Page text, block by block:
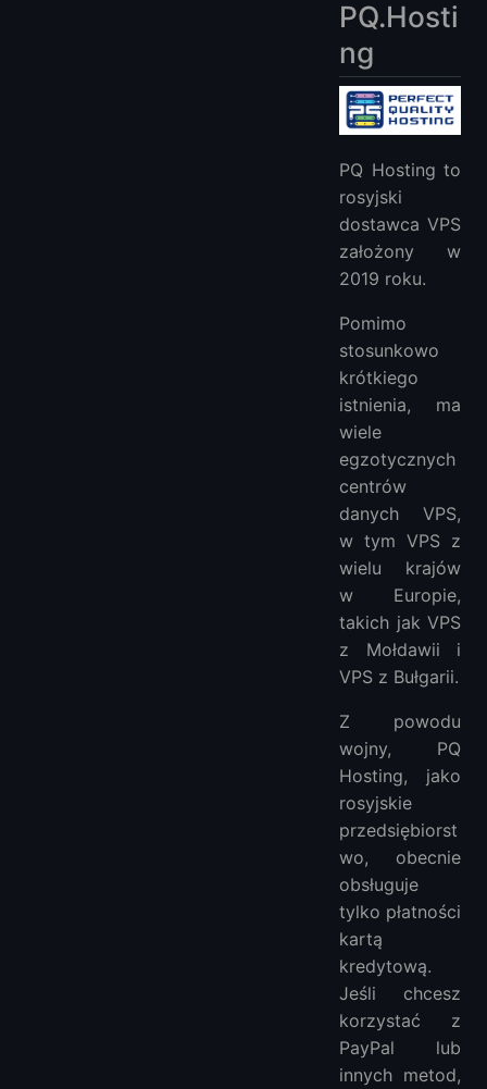
PQ.Hosti
ng
PQ Hosting to
rosyjski
dostawca VPS
założony w
2019 roku.
Pomimo
stosunkowo
krótkiego
istnienia, ma
wiele
egzotycznych
centrów
danych VPS,
w tym VPS z
wielu krajów
w Europie,
takich jak VPS
z Mołdawii i
VPS z Bułgarii.
Z powodu
wojny, PQ
Hosting, jako
rosyjskie
przedsiębiorst
wo, obecnie
obsługuje
tylko płatności
kartą
kredytową.
Jeśli chcesz
korzystać z
PayPal lub
innych metod,